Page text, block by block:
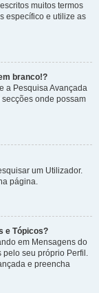
muitos termos
específico e utilize as
branco!?
a Pesquisa Avançada
onde possam
um Utilizador.
página.
e Tópicos?
em Mensagens do
pelo seu próprio Perfil.
e preencha